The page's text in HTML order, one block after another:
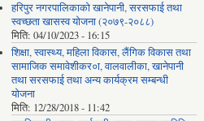
हरिपुर नगरपालिकाको खानेपानी, सरसफाई तथा
स्वच्छता खासस्व योजना (२०७९-२०८८)
मिति:04/10/2023 - 16:15
शिक्षा, स्वास्थ्य, महिला विकास, लैंगिक विकास तथा
सामाजिक समावेशीकर०ा, वालवालीका, खानेपानी
तथा सरसफाई तथा अन्य कार्यक्रम सम्बन्धी
योजना
मिति: 12/28/2018 - 11:42